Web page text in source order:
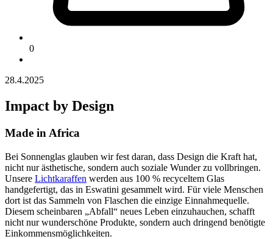
0
28.4.2025
Impact by Design
Made in Africa
Bei Sonnenglas glauben wir fest daran, dass Design die Kraft hat,
nicht nur ästhetische, sondern auch soziale Wunder zu vollbringen.
Unsere Lichtkaraffen werden aus 100 % recyceltem Glas
handgefertigt, das in Eswatini gesammelt wird. Für viele Menschen
dort ist das Sammeln von Flaschen die einzige Einnahmequelle.
Diesem scheinbaren „Abfall“ neues Leben einzuhauchen, schafft
nicht nur wunderschöne Produkte, sondern auch dringend benötigte
Einkommensmöglichkeiten.